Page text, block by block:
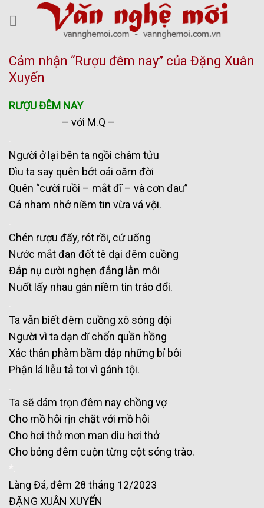
Cảm nhận “Rượu đêm nay” của Đặng Xuân
Xuyến
RƯỢU ĐÊM NAY
– với M.Q –
Người ở lại bên ta ngồi châm tửu
Dìu ta say quên bớt oái oăm đời
Quên “cười ruồi – mắt đĩ – và cơn đau”
Cả nham nhở niềm tin vừa vá vội.
Chén rượu đấy, rót rồi, cứ uống
Nước mắt đan đốt tê dại đêm cuồng
Đắp nụ cười nghẹn đắng lằn môi
Nuốt lấy nhau gán niềm tin tráo đổi.
Ta vẫn biết đêm cuồng xô sóng dội
Người vì ta dạn dĩ chốn quần hồng
Xác thân phàm bầm dập những bỉ bôi
Phận lá liễu tả tơi vì gánh tội.
Ta sẽ dám trọn đêm nay chồng vợ
Cho mồ hôi rịn chặt với mồ hôi
Cho hơi thở mơn man dìu hơi thở
Cho bỏng đêm cuộn từng cột sóng trào.
Làng Đá, đêm 28 tháng 12/2023
ĐẶNG XUÂN XUYẾN